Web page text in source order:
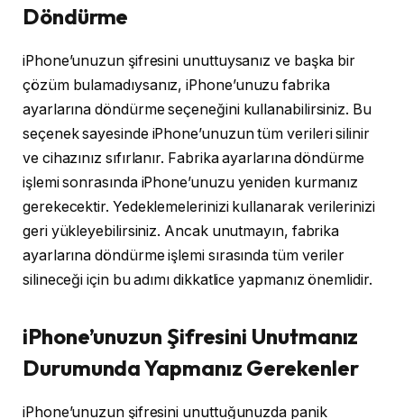
Döndürme
iPhone’unuzun şifresini unuttuysanız ve başka bir
çözüm bulamadıysanız, iPhone’unuzu fabrika
ayarlarına döndürme seçeneğini kullanabilirsiniz. Bu
seçenek sayesinde iPhone’unuzun tüm verileri silinir
ve cihazınız sıfırlanır. Fabrika ayarlarına döndürme
işlemi sonrasında iPhone’unuzu yeniden kurmanız
gerekecektir. Yedeklemelerinizi kullanarak verilerinizi
geri yükleyebilirsiniz. Ancak unutmayın, fabrika
ayarlarına döndürme işlemi sırasında tüm veriler
silineceği için bu adımı dikkatlice yapmanız önemlidir.
iPhone’unuzun Şifresini Unutmanız
Durumunda Yapmanız Gerekenler
iPhone’unuzun şifresini unuttuğunuzda panik